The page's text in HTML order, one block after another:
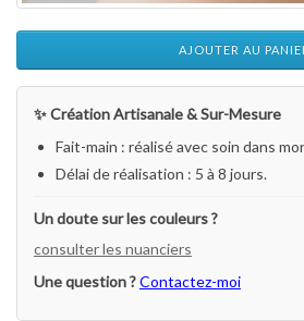
AJOUTER AU
✨ Création Artisanale & Sur-Mesure
Fait-main : réalisé avec soin dans
Délai de réalisation : 5 à 8 jours.
Un doute sur les couleurs ?
consulter les nuanciers
Une question ?Contactez-moi